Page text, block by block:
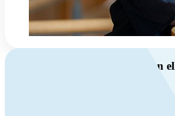
Har du spørsmål om ventilasjon